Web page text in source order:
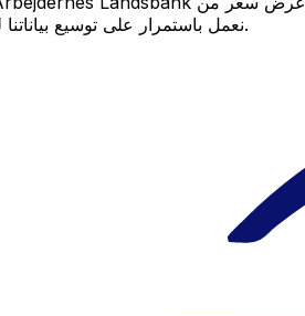
نعمل باستمرار على توسيع بياناتنا لتقديم المزيد من الأسعار.